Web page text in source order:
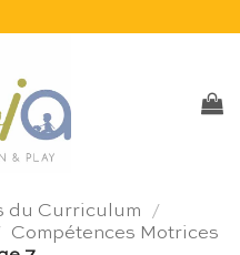
du Curriculum
/
Compétences Motrices